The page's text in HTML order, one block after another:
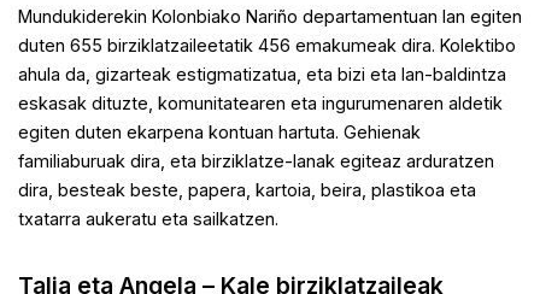
Mundukiderekin Kolonbiako Nariño departamentuan lan egiten
duten 655 birziklatzaileetatik 456 emakumeak dira. Kolektibo
ahula da, gizarteak estigmatizatua, eta bizi eta lan-baldintza
eskasak dituzte, komunitatearen eta ingurumenaren aldetik
egiten duten ekarpena kontuan hartuta. Gehienak
familiaburuak dira, eta birziklatze-lanak egiteaz arduratzen
dira, besteak beste, papera, kartoia, beira, plastikoa eta
txatarra aukeratu eta sailkatzen.
Talia eta Angela – Kale birziklatzaileak